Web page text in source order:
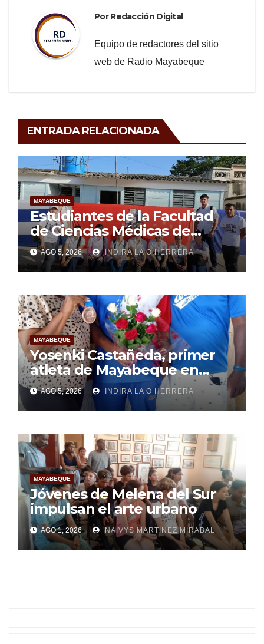
PorRedacción Digital
Equipo de redactores del sitio
web de Radio Mayabeque
ENTRADA RELACIONADA
MAYABEQUE
Estudiantes de la Facultad
de Ciencias Médicas de
Mayabeque realizan
pesquisa
AGO 5, 2026 INDIRA LA O HERRERA
MAYABEQUE
Yosenki Castañeda, primer
atleta de Mayabeque en
subir al podio
centroamericano
AGO 5, 2026 INDIRA LA O HERRERA
MAYABEQUE
Jóvenes de Melena del Sur
impulsan el arte urbano
AGO 1, 2026 NAIVYS MARTÍNEZ MIRABAL